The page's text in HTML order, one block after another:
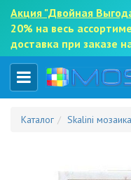
Акция "Двойная
20% на весь
доставка при заказе
Каталог Skalini мозаика